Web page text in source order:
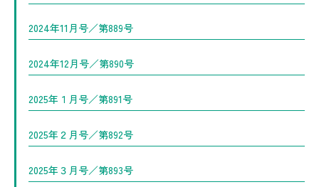
2024年11月号／第889号
2024年12月号／第890号
2025年１月号／第891号
2025年２月号／第892号
2025年３月号／第893号